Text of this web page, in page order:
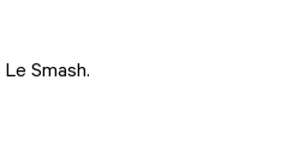
Le Smash.